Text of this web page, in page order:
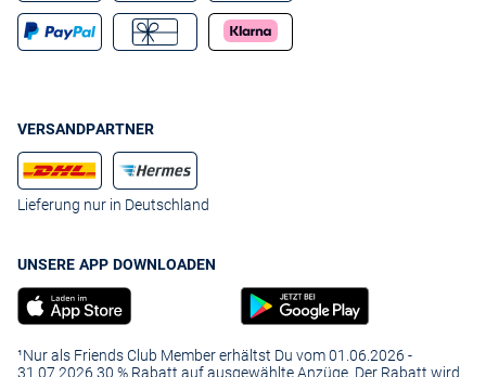
VERSANDPARTNER
Lieferung nur in Deutschland
UNSERE APP DOWNLOADEN
¹Nur als Friends Club Member erhältst Du vom 01.06.2026 -
31.07.2026 30 % Rabatt auf ausgewählte Anzüge. Der Rabatt wird